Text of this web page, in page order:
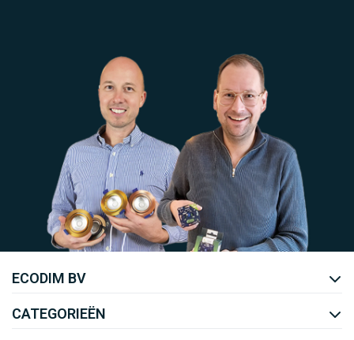
Uw EcoDim team
ECODIM BV
CATEGORIEËN